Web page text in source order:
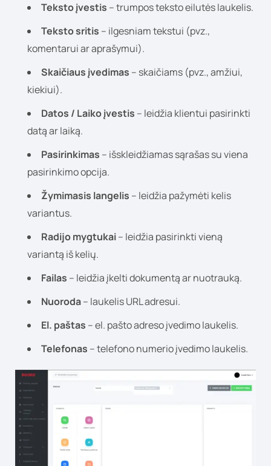
Teksto įvestis – trumpos teksto eilutės laukelis.
Teksto sritis – ilgesniam tekstui (pvz.,
komentarui ar aprašymui).
Skaičiaus įvedimas – skaičiams (pvz., amžiui,
kiekiui).
Datos / Laiko įvestis – leidžia klientui pasirinkti
datą ar laiką.
Pasirinkimas – išskleidžiamas sąrašas su viena
pasirinkimo opcija.
Žymimasis langelis – leidžia pažymėti kelis
variantus.
Radijo mygtukai– leidžia pasirinkti vieną
variantą iš kelių.
Failas – leidžia įkelti dokumentą ar nuotrauką.
Nuoroda– laukelis URL adresui.
El. paštas – el. pašto adreso įvedimo laukelis.
Telefonas – telefono numerio įvedimo laukelis.